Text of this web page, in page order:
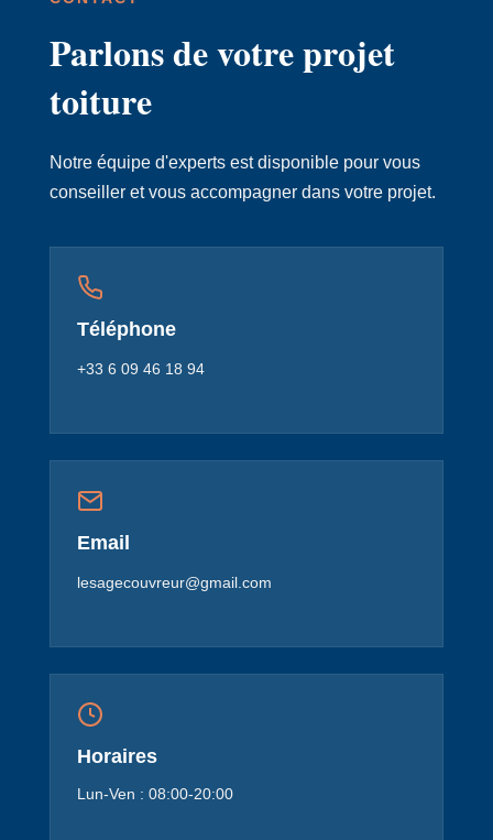
Parlons de votre projet
toiture
Notre équipe d'experts est disponible pour vous
conseiller et vous accompagner dans votre projet.
Téléphone
+33 6 09 46 18 94
Email
lesagecouvreur@gmail.com
Horaires
Lun-Ven : 08:00-20:00